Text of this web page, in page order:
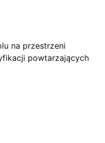
na przestrzeni
powtarzających